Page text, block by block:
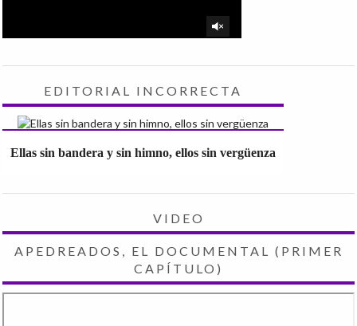
EDITORIAL INCORRECTA
Ellas sin bandera y sin himno, ellos sin vergüenza
VIDEO
APEDREADOS, EL DOCUMENTAL (PRIMER
CAPÍTULO)